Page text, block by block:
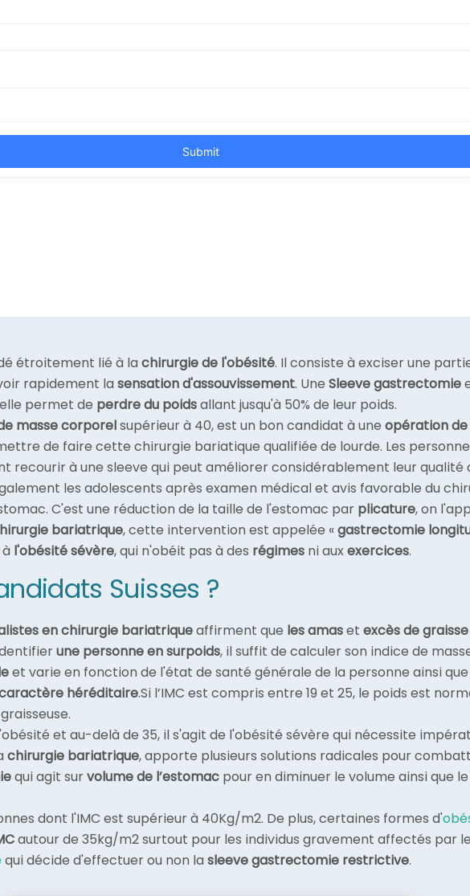
étroitement lié à la chirurgie de l'obésité. Il consiste à exciser une
rapidement la sensation d'assouvissement. Une Sleeve gastrectomie
permet de perdre du poidsallant jusqu'à 50% de leur poids.
masse corporelsupérieur à 40, est un bon candidat à une opération
de faire cette chirurgie bariatique qualifiée de lourde. Les
recourir à une sleeve qui peut améliorer considérablement leur qualité
les adolescents après examen médical et avis favorable du
C'est une réduction de la taille de l'estomac par plicature, on
bariatrique, cette intervention est appelée «gastrectomie
l'obésité sévère, qui n'obéit pas à des régimes ni auxexercices.
Suisses ?
en chirurgie bariatriqueaffirment que les amaset excès de graisse
une personne en surpoids, il suffit de calculer son indice de
et varie en fonction de l'état de santé générale de la personne ainsi que
héréditaire.Si l’IMC est compris entre 19 et 25, le poids est
et au-delà de 35, il s'agit de l'obésité sévère qui nécessite
chirurgie bariatrique, apporte plusieurs solutions radicales pour
qui agit survolume de l’estomac pour en diminuer le volume ainsi que le
dont l'IMC est supérieur à 40Kg/m2. De plus, certaines formes d'
autour de 35kg/m2 surtout pour les individus gravement affectés par
qui décide d'effectuer ou non la sleeve gastrectomie restrictive.